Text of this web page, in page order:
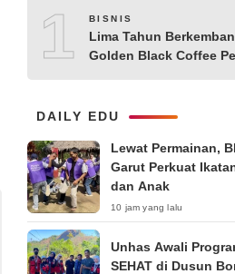
Negara di Era Post-
10BISNIS
Lima Tahun
Golden Black Coffee
DAILY EDU
Lewat Permainan,
Garut Perkuat
dan Anak
10 jam yang lalu
Unhas Awali
SEHAT di Dusun